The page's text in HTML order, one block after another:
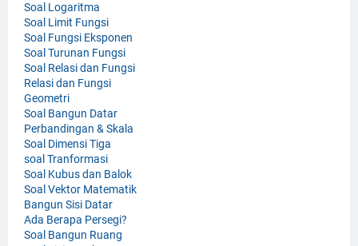
Soal Logaritma
Soal Limit Fungsi
Soal Fungsi Eksponen
Soal Turunan Fungsi
Soal Relasi dan Fungsi
Relasi dan Fungsi
Geometri
Soal Bangun Datar
Perbandingan & Skala
Soal Dimensi Tiga
soal Tranformasi
Soal Kubus dan Balok
Soal Vektor Matematik
Bangun Sisi Datar
Ada Berapa Persegi?
Soal Bangun Ruang